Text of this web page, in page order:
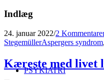
PSYKIATRI
Indlæg
24. januar 2022/2
StegemüllerAspergers syndrom,
Kæreste med livet